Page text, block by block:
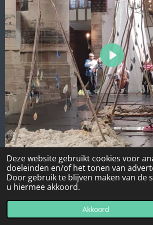
Deze website gebruikt cookies voor
doeleinden en/of het tonen van
Door gebruik te blijven maken van de
u hiermee akkoord.
Akkoord
P
l
a
y